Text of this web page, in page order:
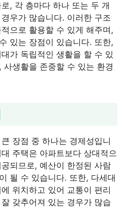
, 각 층마다 하나 또는 두 개
우가 많습니다. 이러한 구조
으로 활용할 수 있게 해주며,
있는 장점이 있습니다. 또한,
가 독립적인 생활을 할 수 있
사생활을 존중할 수 있는 환경
장점 중 하나는 경제성입니
주택은 아파트보다 상대적으
되므로, 예산이 한정된 사람
될 수 있습니다. 또한, 다세대
위치하고 있어 교통이 편리
갖추어져 있는 경우가 많습